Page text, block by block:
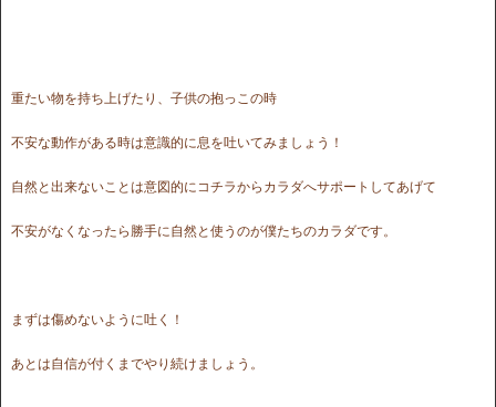
重たい物を持ち上げたり、子供の抱っこの時
不安な動作がある時は意識的に息を吐いてみましょう！
自然と出来ないことは意図的にコチラからカラダへサポートしてあげて
不安がなくなったら勝手に自然と使うのが僕たちのカラダです。
まずは傷めないように吐く！
あとは自信が付くまでやり続けましょう。